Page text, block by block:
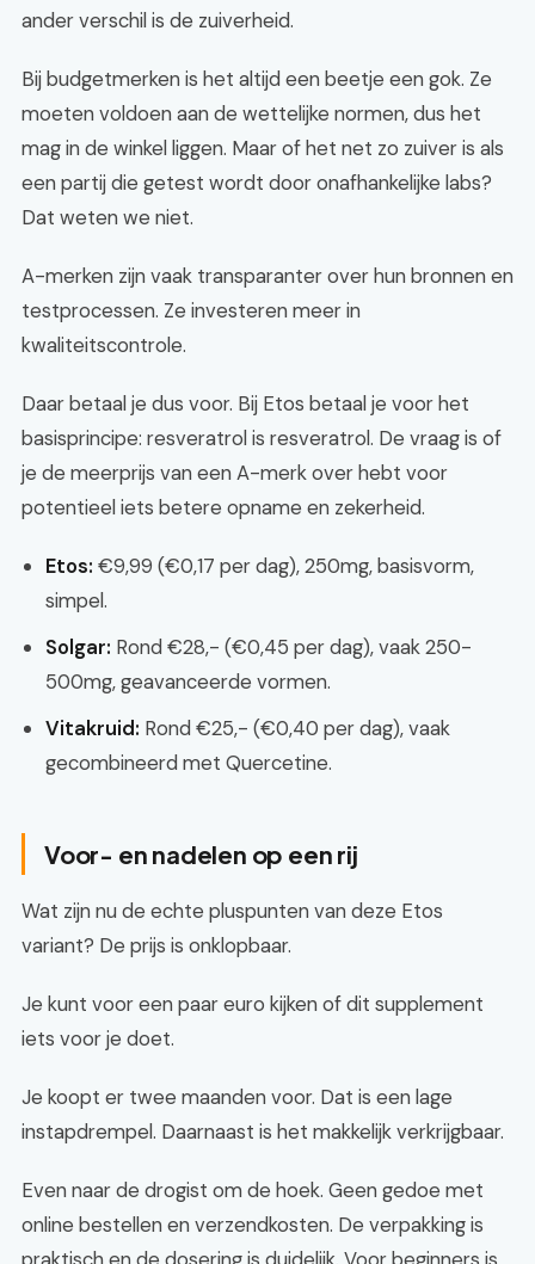
ander verschil is de zuiverheid.
Bij budgetmerken is het altijd een beetje een gok. Ze
moeten voldoen aan de wettelijke normen, dus het
mag in de winkel liggen. Maar of het net zo zuiver is als
een partij die getest wordt door onafhankelijke labs?
Dat weten we niet.
A-merken zijn vaak transparanter over hun bronnen en
testprocessen. Ze investeren meer in
kwaliteitscontrole.
Daar betaal je dus voor. Bij Etos betaal je voor het
basisprincipe: resveratrol is resveratrol. De vraag is of
je de meerprijs van een A-merk over hebt voor
potentieel iets betere opname en zekerheid.
Etos: €9,99 (€0,17 per dag), 250mg, basisvorm,
simpel.
Solgar: Rond €28,- (€0,45 per dag), vaak 250-
500mg, geavanceerde vormen.
Vitakruid: Rond €25,- (€0,40 per dag), vaak
gecombineerd met Quercetine.
Voor- en nadelen op een rij
Wat zijn nu de echte pluspunten van deze Etos
variant? De prijs is onklopbaar.
Je kunt voor een paar euro kijken of dit supplement
iets voor je doet.
Je koopt er twee maanden voor. Dat is een lage
instapdrempel. Daarnaast is het makkelijk verkrijgbaar.
Even naar de drogist om de hoek. Geen gedoe met
online bestellen en verzendkosten. De verpakking is